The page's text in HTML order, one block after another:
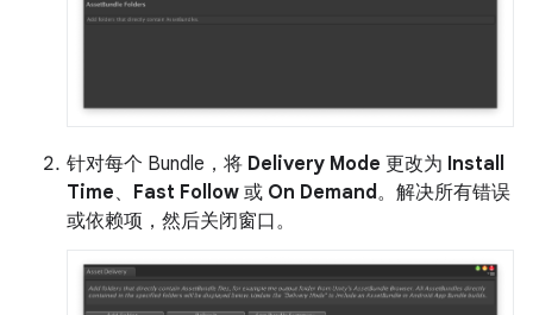
针对每个 Bundle，将 Delivery Mode 更改为 Install
Time、 Fast Follow 或 On Demand 。解决所有错误
或依赖项，然后关闭窗口。